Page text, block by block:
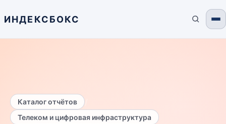
ИНДЕКСБОКС
Каталог отчётов
Телеком и цифровая инфраструктура